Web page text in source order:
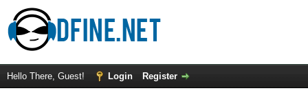
Hello There, Guest! Login Register